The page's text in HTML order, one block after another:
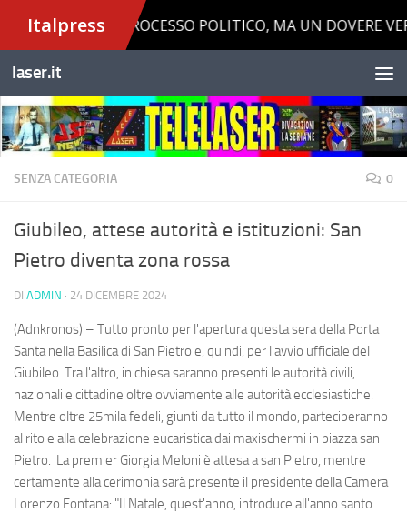
Salta al contenuto
laser.it
SENZA CATEGORIA 0
Giubileo, attese autorità e istituzioni: San
Pietro diventa zona rossa
DI ADMIN · 24 DICEMBRE 2024
(Adnkronos) – Tutto pronto per l'apertura questa sera della Porta
Santa nella Basilica di San Pietro e, quindi, per l'avvio ufficiale del
Giubileo. Tra l'altro, in chiesa saranno presenti le autorità civili,
nazionali e cittadine oltre ovviamente alle autorità ecclesiastiche.
Mentre oltre 25mila fedeli, giunti da tutto il mondo, parteciperanno
al rito e alla celebrazione eucaristica dai maxischermi in piazza san
Pietro. La premier Giorgia Meloni è attesa a san Pietro, mentre
certamente alla cerimonia sarà presente il presidente della Camera
Lorenzo Fontana: "Il Natale, quest'anno, introduce all'anno santo